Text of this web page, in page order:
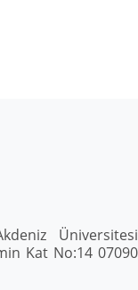
Üniversitesi
Kat No:14 07090